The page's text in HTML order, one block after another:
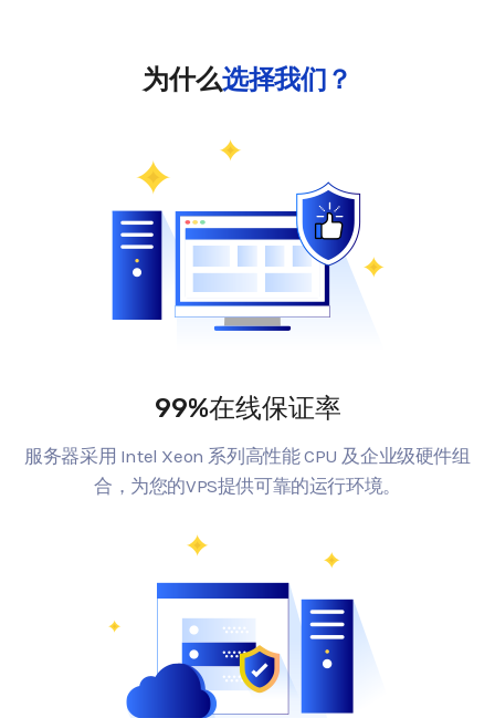
为什么选择我们？
99%在线保证率
服务器采用 Intel Xeon 系列高性能 CPU 及企业级硬件组
合，为您的VPS提供可靠的运行环境。